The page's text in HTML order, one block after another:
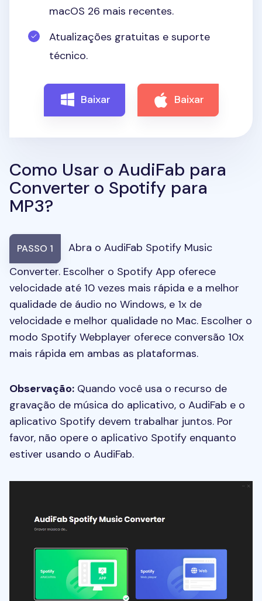
macOS 26 mais recentes.
Atualizações gratuitas e suporte
técnico.
Baixar Baixar
Como Usar o AudiFab para
Converter o Spotify para
MP3?
PASSO 1
Abra o AudiFab Spotify Music
Converter. Escolher o Spotify App oferece
velocidade até 10 vezes mais rápida e a melhor
qualidade de áudio no Windows, e 1x de
velocidade e melhor qualidade no Mac. Escolher o
modo Spotify Webplayer oferece conversão 10x
mais rápida em ambas as plataformas.
Observação: Quando você usa o recurso de
gravação de música do aplicativo, o AudiFab e o
aplicativo Spotify devem trabalhar juntos. Por
favor, não opere o aplicativo Spotify enquanto
estiver usando o AudiFab.